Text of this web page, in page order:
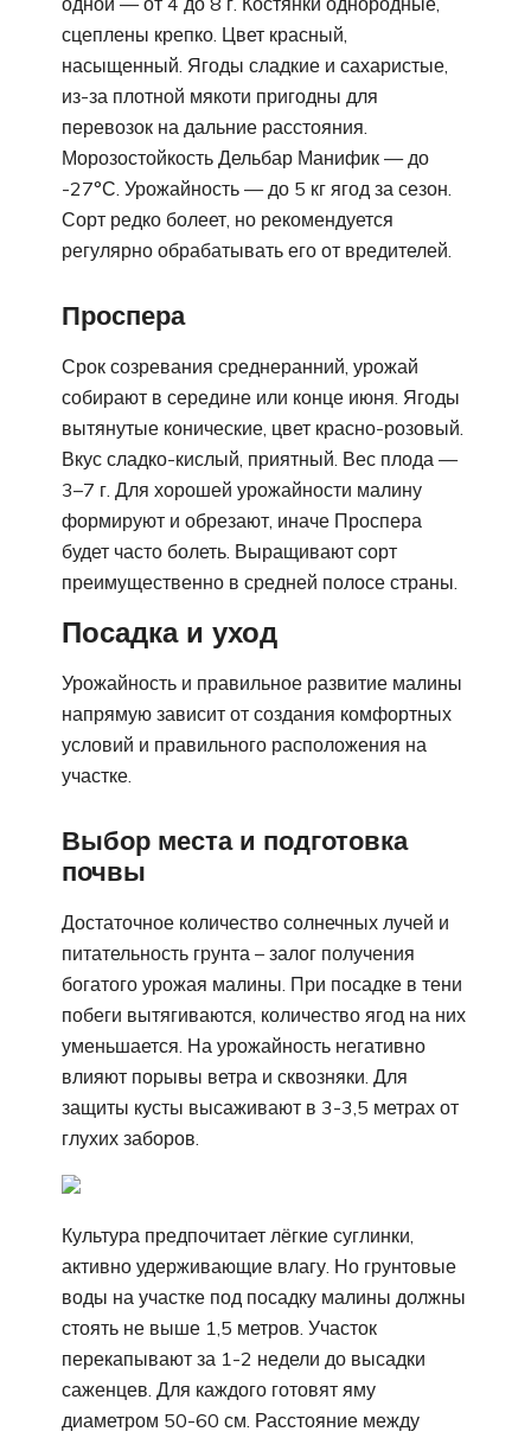
сцеплены крепко. Цвет красный,
насыщенный. Ягоды сладкие и сахаристые,
из-за плотной мякоти пригодны для
перевозок на дальние расстояния.
Морозостойкость Дельбар Манифик — до
-27°С. Урожайность — до 5 кг ягод за сезон.
Сорт редко болеет, но рекомендуется
регулярно обрабатывать его от вредителей.
Проспера
Срок созревания среднеранний, урожай
собирают в середине или конце июня. Ягоды
вытянутые конические, цвет красно-розовый.
Вкус сладко-кислый, приятный. Вес плода —
3–7 г. Для хорошей урожайности малину
формируют и обрезают, иначе Проспера
будет часто болеть. Выращивают сорт
преимущественно в средней полосе страны.
Посадка и уход
Урожайность и правильное развитие малины
напрямую зависит от создания комфортных
условий и правильного расположения на
участке.
Выбор места и подготовка
почвы
Достаточное количество солнечных лучей и
питательность грунта – залог получения
богатого урожая малины. При посадке в тени
побеги вытягиваются, количество ягод на них
уменьшается. На урожайность негативно
влияют порывы ветра и сквозняки. Для
защиты кусты высаживают в 3-3,5 метрах от
глухих заборов.
Культура предпочитает лёгкие суглинки,
активно удерживающие влагу. Но грунтовые
воды на участке под посадку малины должны
стоять не выше 1,5 метров. Участок
перекапывают за 1-2 недели до высадки
саженцев. Для каждого готовят яму
диаметром 50-60 см. Расстояние между